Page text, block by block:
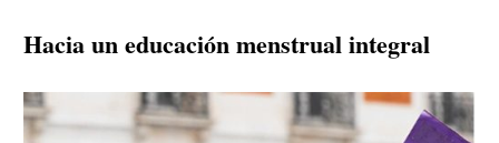
Hacia un educación menstrual integral